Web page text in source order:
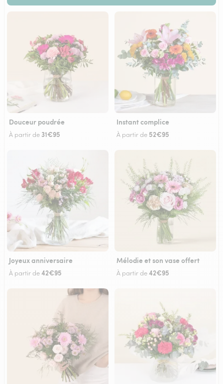
Douceur poudrée
À partir de 31€95
Instant complice
À partir de 52€95
Joyeux anniversaire
À partir de42€95
Mélodie et son vase offert
À partir de42€95